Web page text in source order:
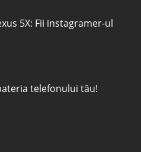
5X: Fii instagramer-ul
telefonului tău!